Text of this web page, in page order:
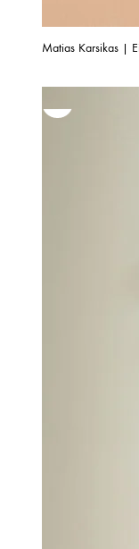
Matias Karsikas |